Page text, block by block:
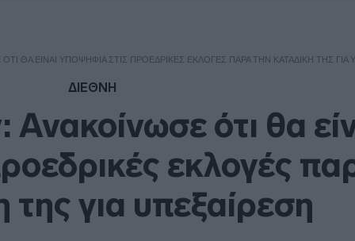
ΘΑ ΕΊΝΑΙ ΥΠΟΨΉΦΙΑ ΣΤΙΣ ΠΡΟΕΔΡΙΚΈΣ ΕΚΛΟΓΈΣ ΠΑΡΆ ΤΗΝ ΚΑΤΑΔΊΚΗ ΤΗΣ ΓΙΑ
ΔΙΕΘΝΗ
ότι θα
εκλογές
της για υπεξαίρεση